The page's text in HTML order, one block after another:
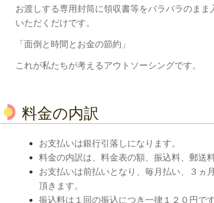
お渡しする専用封筒に領収書等をバラバラのま
いただくだけです。
「面倒と時間とお金の節約」
これが私たちが考えるアウトソーシングです。
料金の内訳
お支払いは銀行引落しになります。
料金の内訳は、料金表の額、振込料、郵送
お支払いは前払いとなり、毎月払い、３ヵ
頂きます。
振込料は１回の振込につき一律１２０円です